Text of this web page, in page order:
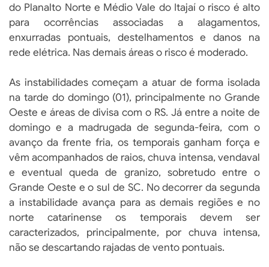
do Planalto Norte e Médio Vale do Itajaí o risco é alto
para ocorrências associadas a alagamentos,
enxurradas pontuais, destelhamentos e danos na
rede elétrica. Nas demais áreas o risco é moderado.
As instabilidades começam a atuar de forma isolada
na tarde do domingo (01), principalmente no Grande
Oeste e áreas de divisa com o RS. Já entre a noite de
domingo e a madrugada de segunda-feira, com o
avanço da frente fria, os temporais ganham força e
vêm acompanhados de raios, chuva intensa, vendaval
e eventual queda de granizo, sobretudo entre o
Grande Oeste e o sul de SC. No decorrer da segunda
a instabilidade avança para as demais regiões e no
norte catarinense os temporais devem ser
caracterizados, principalmente, por chuva intensa,
não se descartando rajadas de vento pontuais.